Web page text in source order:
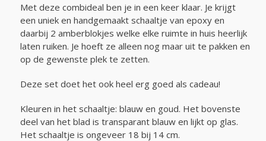
Met deze combideal ben je in een keer klaar. Je krijgt
een uniek en handgemaakt schaaltje van epoxy en
daarbij 2 amberblokjes welke elke ruimte in huis heerlijk
laten ruiken. Je hoeft ze alleen nog maar uit te pakken en
op de gewenste plek te zetten.
Deze set doet het ook heel erg goed als cadeau!
Kleuren in het schaaltje: blauw en goud. Het bovenste
deel van het blad is transparant blauw en lijkt op glas.
Het schaaltje is ongeveer 18 bij 14 cm.